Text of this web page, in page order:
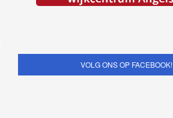
VOLG ONS OP FACEBOOK!